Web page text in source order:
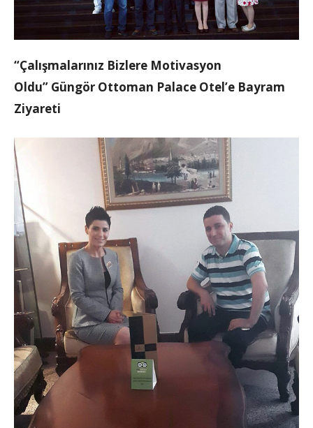
“Çalışmalarınız Bizlere Motivasyon
Oldu” Güngör Ottoman Palace Otel’e Bayram
Ziyareti